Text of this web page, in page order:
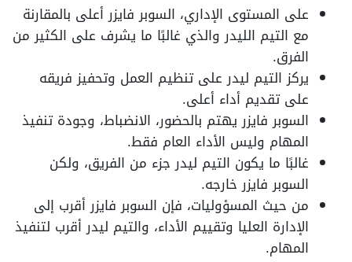
على المستوى الإداري، السوبر فايزر أعلى بالمقارنة
مع التيم الليدر والذي غالبًا ما يشرف على الكثير من
الفرق.
يركز التيم ليدر على تنظيم العمل وتحفيز فريقه
على تقديم أداء أعلى.
السوبر فايزر يهتم بالحضور، الانضباط، وجودة تنفيذ
المهام وليس الأداء العام فقط.
غالبًا ما يكون التيم ليدر جزء من الفريق، ولكن
السوبر فايزر خارجه.
من حيث المسؤوليات، فإن السوبر فايزر أقرب إلى
الإدارة العليا وتقييم الأداء، والتيم ليدر أقرب لتنفيذ
المهام.